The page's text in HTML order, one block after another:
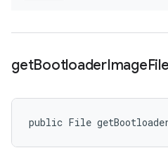
getBootloaderImageFile
public File